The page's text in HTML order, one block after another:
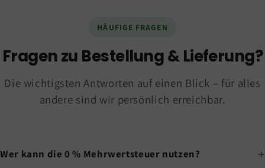
HÄUFIGE FRAGEN
Fragen zu Bestellung & Lieferung?
Die wichtigsten Antworten auf einen Blick – für alles
andere sind wir persönlich erreichbar.
Wer kann die 0 % Mehrwertsteuer nutzen?